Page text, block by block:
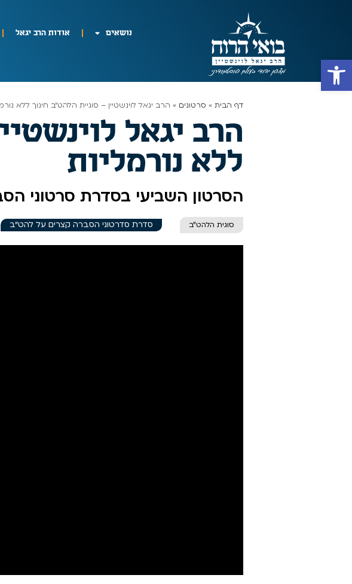
פתח סרגל נגישות
נושאים אודות הרב יגאל
דף הבית » סרטונים » הרב יגאל לוינשטיין – סוגיית הלהט״ב חינוך ללא
הרב יגאל
ללא נורמליות
הסרטון השביעי בסדרת סרטוני
סוגית הלהט"ב סדרת סדרטוני הסברה קצרים על להט"ב